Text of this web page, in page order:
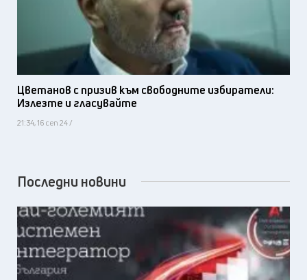
Цветанов с призив към свободните избиратели:
Излезте и гласувайте
21:34, 16 сеп 24 /
Последни новини